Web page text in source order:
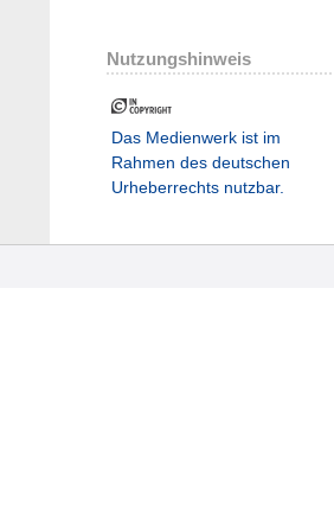
Nutzungshinweis
Das Medienwerk ist im
Rahmen des deutschen
Urheberrechts nutzbar.